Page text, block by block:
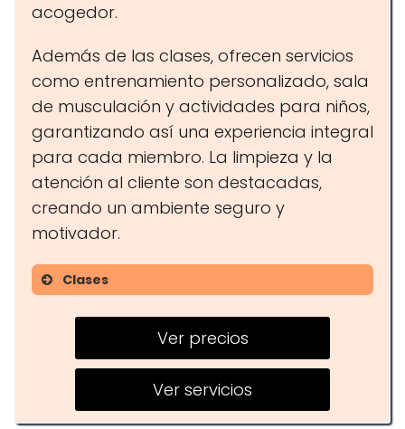
acogedor.
Además de las clases, ofrecen servicios
como entrenamiento personalizado, sala
de musculación y actividades para niños,
garantizando así una experiencia integral
para cada miembro. La limpieza y la
atención al cliente son destacadas,
creando un ambiente seguro y
motivador.
Clases
PILATES
ENTRENAMIENTO FUNCIONAL
MOBILITY TRAINING
Ver precios
Ver servicios